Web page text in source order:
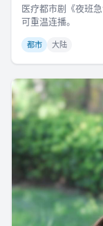
医疗都市剧《夜班
可重温连播。
都市 大陆